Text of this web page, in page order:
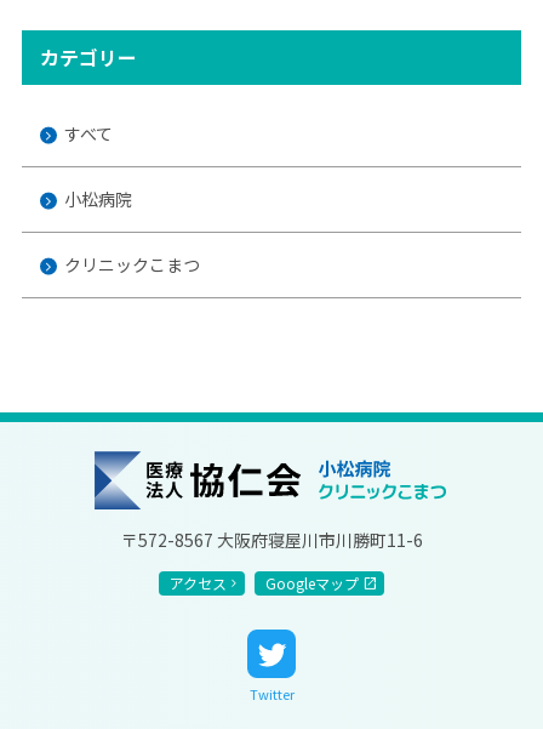
カテゴリー
すべて
小松病院
クリニックこまつ
〒572-8567 大阪府寝屋川市川勝町11-6
アクセス Googleマップ
Twitter